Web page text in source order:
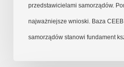
przedstawicielami samorządów.
najważniejsze wnioski. Baza
samorządów stanowi fundament